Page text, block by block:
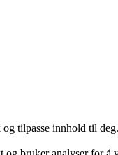
tilpasse innhold til